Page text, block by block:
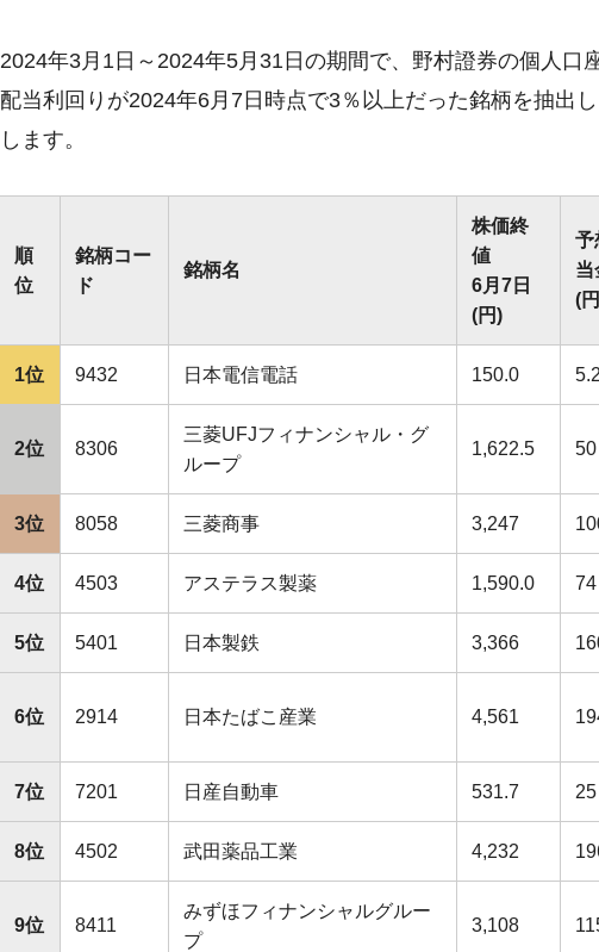
2024年3月1日～2024年5月31日の期間で、野村證券の個人口
配当利回りが2024年6月7日時点で3％以上だった銘柄を抽出
します。
順
位
銘柄コー
ド
銘柄名
株価終
値
6月7日
(円)
予
当
(
1位 9432 日本電信電話 150.0 5.2
2位 8306
三菱UFJフィナンシャル・グ
ループ
1,622.5 50
3位 8058 三菱商事 3,247
4位 4503 アステラス製薬 1,590.0 74
5位 5401 日本製鉄 3,366
6位 2914 日本たばこ産業 4,561
7位 7201 日産自動車 531.7 25
8位 4502 武田薬品工業 4,232
9位 8411
みずほフィナンシャルグルー
プ
3,108